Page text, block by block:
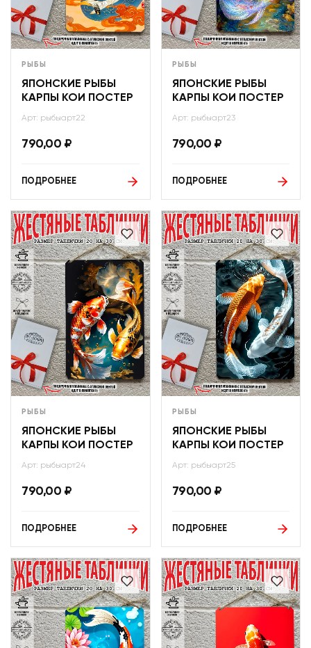
РЫБЫ
ЯПОНСКИЕ РЫБЫ
КАРПЫ КОИ ПОСТЕР
Арт: рыбыарт22
790,00 ₽
ПОДРОБНЕЕ
РЫБЫ
ЯПОНСКИЕ РЫБЫ
КАРПЫ КОИ ПОСТЕР
Арт: рыбыарт23
790,00 ₽
ПОДРОБНЕЕ
РЫБЫ
ЯПОНСКИЕ РЫБЫ
КАРПЫ КОИ ПОСТЕР
Арт: рыбыарт24
790,00 ₽
ПОДРОБНЕЕ
РЫБЫ
ЯПОНСКИЕ РЫБЫ
КАРПЫ КОИ ПОСТЕР
Арт: рыбыарт25
790,00 ₽
ПОДРОБНЕЕ